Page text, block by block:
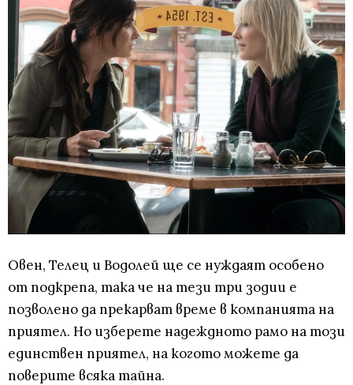
Овен, Телец и Водолей ще се нуждаят особено
от подкрепа, така че на тези три зодии е
позволено да прекарват време в компанията на
приятел. Но изберете надеждното рамо на този
единствен приятел, на когото можете да
поверите всяка тайна.